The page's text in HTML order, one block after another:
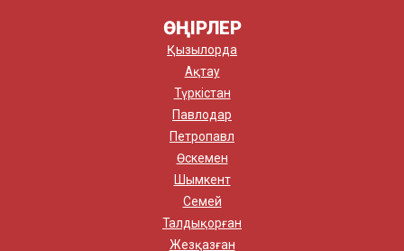
ӨҢІРЛЕР
Қызылорда
Ақтау
Түркістан
Павлодар
Петропавл
Өскемен
Шымкент
Семей
Талдықорған
Жезқазған